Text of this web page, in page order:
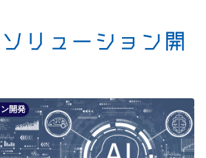
リューション開
開発